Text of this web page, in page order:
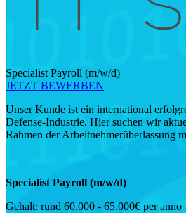
Specialist Payroll (m/w/d)
JETZT BEWERBEN
Unser Kunde ist ein international
Defense-Industrie. Hier suchen wir
Rahmen der Arbeitnehmerüberlassung
Specialist Payroll (m/w/d)
Gehalt: rund 60.000 - 65.000€ per anno